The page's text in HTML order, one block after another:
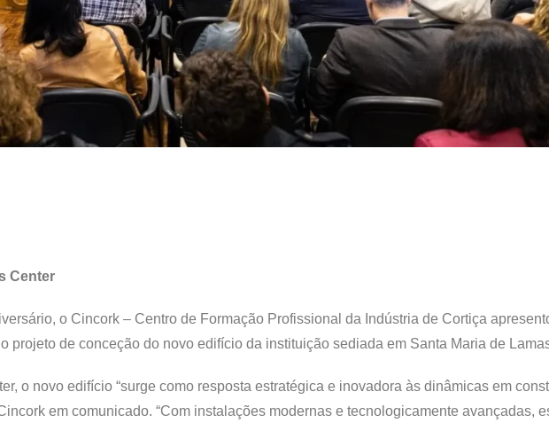
Center
o Cincork – Centro de Formação Profissional da Indústria de Cortiça
projeto de conceção do novo edifício da instituição sediada em Santa Maria de
o novo edifício “surge como resposta estratégica e inovadora às dinâmicas em
em comunicado. “Com instalações modernas e tecnologicamente avançadas,